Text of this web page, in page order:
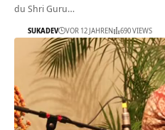
du Shri Guru…
SUKADEV VOR 12 JAHREN 690 VIEWS